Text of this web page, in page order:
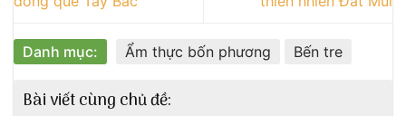
Danh mục: Ẩm thực bốn phương Bến tre
Bài viết cùng chủ đề: